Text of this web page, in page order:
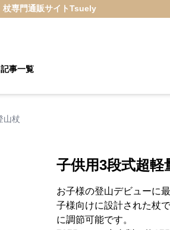
杖専門通販サイトTsuely
記事一覧
山杖
子供用3段式超
お子様の登山デビューに
子様向けに設計された杖
に調節可能です。